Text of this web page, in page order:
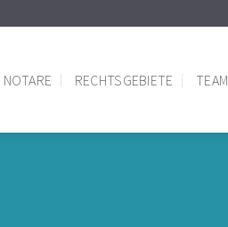
NOTARE RECHTSGEBIETE TEAM